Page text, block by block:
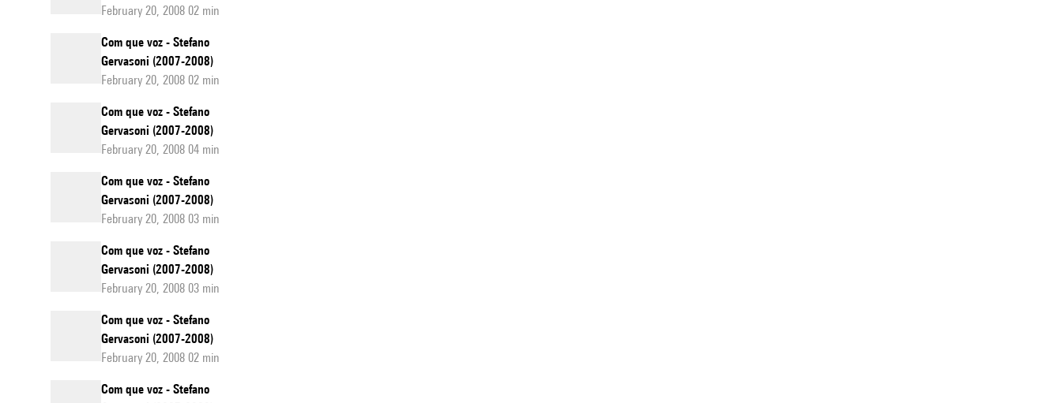
February 20, 2008 02 min
Com que voz - Stefano
Gervasoni (2007-2008)
February 20, 2008 02 min
Com que voz - Stefano
Gervasoni (2007-2008)
February 20, 2008 04 min
Com que voz - Stefano
Gervasoni (2007-2008)
February 20, 2008 03 min
Com que voz - Stefano
Gervasoni (2007-2008)
February 20, 2008 03 min
Com que voz - Stefano
Gervasoni (2007-2008)
February 20, 2008 02 min
Com que voz - Stefano